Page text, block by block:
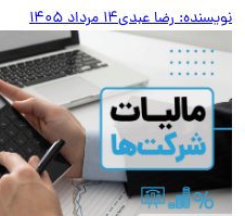
رضا عبدی14 مرداد 1405